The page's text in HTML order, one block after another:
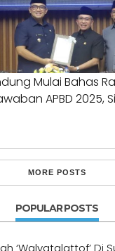
Mulai Bahas
APBD 2025,
MORE POSTS
POPULAR POSTS
‘Walyatalattof’ Di